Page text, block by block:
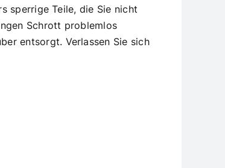
sperrige Teile, die Sie nicht
Schrott problemlos
entsorgt. Verlassen Sie sich